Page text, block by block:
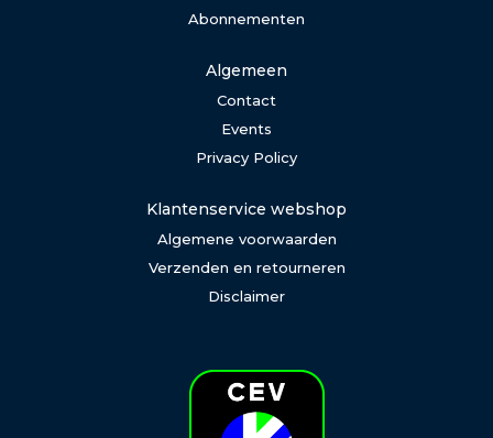
Abonnementen
Algemeen
Contact
Events
Privacy Policy
Klantenservice webshop
Algemene voorwaarden
Verzenden en retourneren
Disclaimer